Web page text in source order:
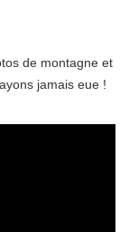
de montagne et
jamais eue !